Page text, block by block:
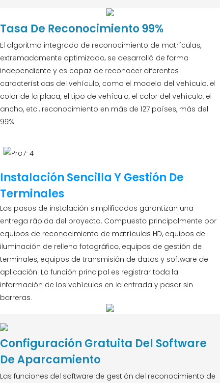
Tasa De Reconocimiento 99%
El algoritmo integrado de reconocimiento de matrículas,
extremadamente optimizado, se desarrolló de forma
independiente y es capaz de reconocer diferentes
características del vehículo, como el modelo del vehículo, el
color de la placa, el tipo de vehículo, el color del vehículo, el
ancho, etc., reconocimiento en más de 127 países, más del
99%.
Instalación Sencilla Y Gestión De
Terminales
Los pasos de instalación simplificados garantizan una
entrega rápida del proyecto. Compuesto principalmente por
equipos de reconocimiento de matrículas HD, equipos de
iluminación de relleno fotográfico, equipos de gestión de
terminales, equipos de transmisión de datos y software de
aplicación. La función principal es registrar toda la
información de los vehículos en la entrada y pasar sin
barreras.
Configuración Gratuita Del Software
De Aparcamiento
Las funciones del software de gestión del reconocimiento de